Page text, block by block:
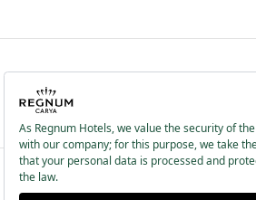
2026 ® Regnum Hotels. Tüm hakları saklıdır.